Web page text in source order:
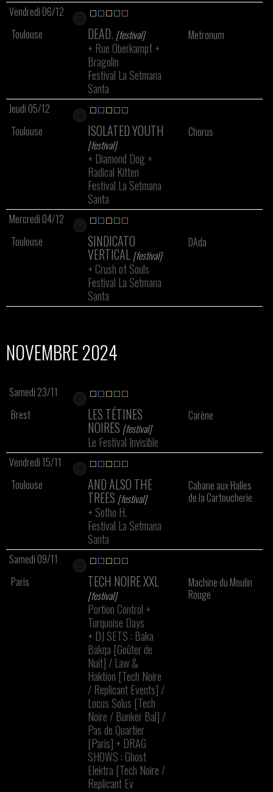
Vendredi 06/12
Toulouse
DEAD. [festival]
+ Rue Oberkampf +
Bragolin
Festival La Setmana
Santa
Metronum
Jeudi 05/12
Toulouse
ISOLATED YOUTH
[festival]
+ Diamond Dog+
Radical Kitten
Festival La Setmana
Santa
Chorus
Mercredi 04/12
Toulouse
SINDICATO
VERTICAL [festival]
+ Crush of Souls
Festival La Setmana
Santa
DAda
NOVEMBRE 2024
Samedi 23/11
Brest
LES TÉTINES
NOIRES [festival]
Le Festival Invisible
Carène
Vendredi 15/11
Toulouse
AND ALSO THE
TREES [festival]
+ Sotho H.
Festival La Setmana
Santa
Cabane aux Halles
de la Cartoucherie
Samedi 09/11
Paris
TECH NOIRE XXL
[festival]
Portion Control +
Turquoise Days
+ DJ SETS : Baka
Bakqa [Goûter de
Nuit] / Law &
Haktion [Tech Noire
/ Replicant Events] /
Locus Solus [Tech
Noire / Bunker Bal] /
Pas de Quartier
[Paris] + DRAG
SHOWS : Ghost
Elektra [Tech Noire /
Replicant Ev
Machine du Moulin
Rouge